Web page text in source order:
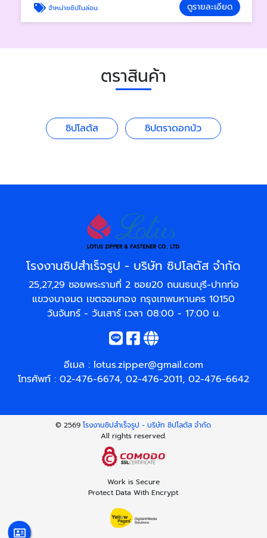
จำหน่ายซิปไนล่อน ดูรายละเอียด
ตราสินค้า
ซิปโลตัส ซิปตราดอกบัว
โรงงานซิปสำเร็จรูป - บริษัท ซิปโลตัส จำกัด
25,27,29 ซอยพระรามที่ 2 ซอย20 ถนนธนบุรี-ปากท่อ
แขวงบางมด เขตจอมทอง กรุงเทพมหานคร 10150
วันจันทร์ - วันเสาร์ เวลา 08:00 - 17:00 น.
อีเมล : lotus.zipper@gmail.com
โทรศัพท์ : 02-476-6674, 02-476-2011, 02-476-6642
© 2569โรงงานซิปสำเร็จรูป - บริษัท ซิปโลตัส จำกัด
All rights reserved.
Work is Secure
Protect Data With Encrypt